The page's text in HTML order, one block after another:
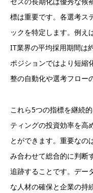
標は重要です。各選考ス
ックを特定します。例え
IT業界の平均採用期間は
ポジションではより短縮
整の自動化や選考フロー
これら5つの指標を継続
ティングの投資効率を高
とができます。重要なの
み合わせて総合的に判断
追跡することです。デー
な人材の確保と企業の持